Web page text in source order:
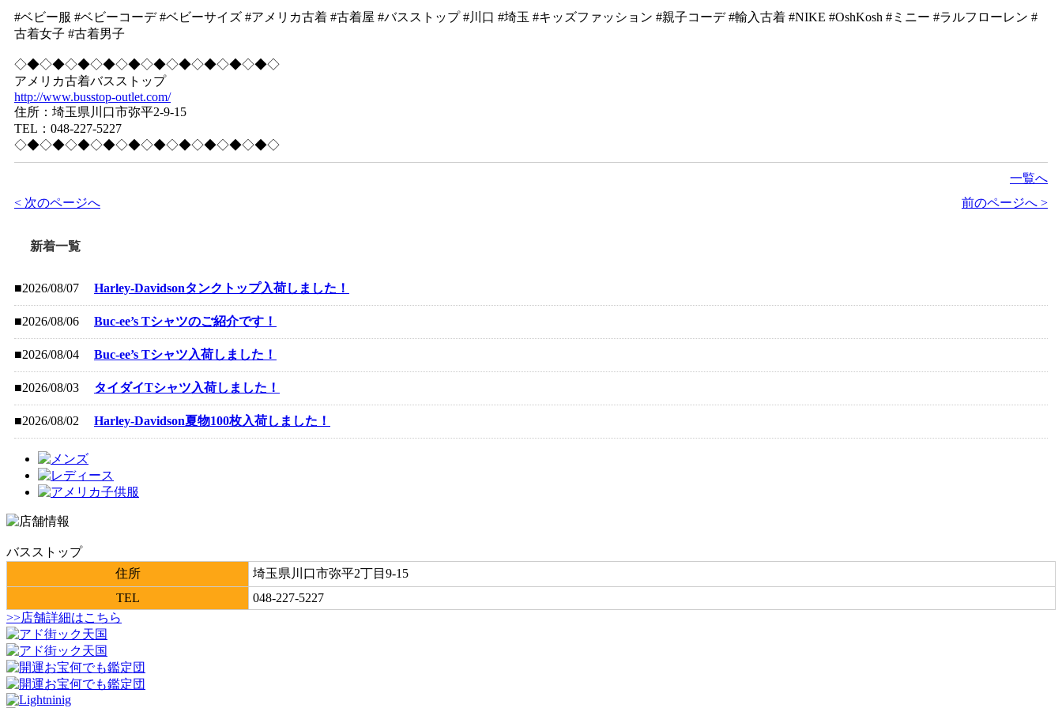
#ベビー服 #ベビーコーデ #ベビーサイズ #アメリカ古着 #古着屋 #バスストップ #川口 #埼玉 #キッズファッション #親子コーデ #輸入古着 #NIKE #OshKosh #ミニー #ラルフローレン #
古着女子 #古着男子
◇◆◇◆◇◆◇◆◇◆◇◆◇◆◇◆◇◆◇◆◇
アメリカ古着バスストップ
http://www.busstop-outlet.com/
住所：埼玉県川口市弥平2-9-15
TEL：048-227-5227
◇◆◇◆◇◆◇◆◇◆◇◆◇◆◇◆◇◆◇◆◇
一覧へ
< 次のページへ
前のページへ >
新着一覧
■2026/08/07 Harley-Davidsonタンクトップ入荷しました！
■2026/08/06 Buc-ee’s Tシャツのご紹介です！
■2026/08/04 Buc-ee’s Tシャツ入荷しました！
■2026/08/03 タイダイTシャツ入荷しました！
■2026/08/02 Harley-Davidson夏物100枚入荷しました！
バスストップ
住所
埼玉県川口市弥平2丁目9-15
TEL
048-227-5227
>>店舗詳細はこちら